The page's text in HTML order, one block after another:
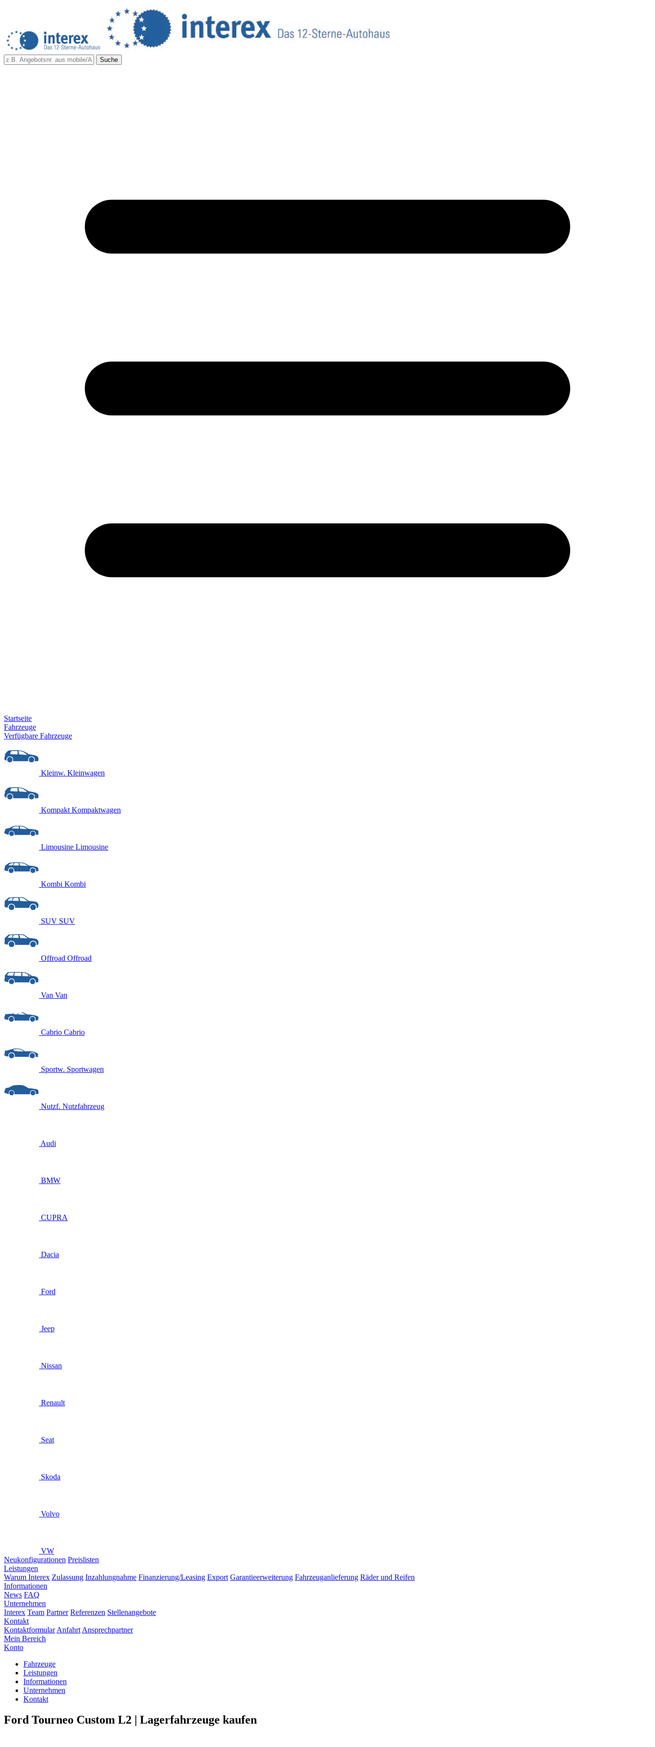
Suche
Startseite
Fahrzeuge
Verfügbare Fahrzeuge
Kleinw. Kleinwagen
Kompakt Kompaktwagen
Limousine Limousine
Kombi Kombi
SUV SUV
Offroad Offroad
Van Van
Cabrio Cabrio
Sportw. Sportwagen
Nutzf. Nutzfahrzeug
Audi
BMW
CUPRA
Dacia
Ford
Jeep
Nissan
Renault
Seat
Skoda
Volvo
VW
Neukonfigurationen Preislisten
Leistungen
Warum Interex Zulassung Inzahlungnahme Finanzierung/Leasing Export Garantieerweiterung Fahrzeuganlieferung Räder und Reifen
Informationen
News FAQ
Unternehmen
Interex Team Partner Referenzen Stellenangebote
Kontakt
Kontaktformular Anfahrt Ansprechpartner
Mein Bereich
Konto
Fahrzeuge
Leistungen
Informationen
Unternehmen
Kontakt
Ford Tourneo Custom L2 | Lagerfahrzeuge kaufen